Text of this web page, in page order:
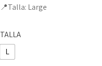
📍Talla: Large
TALLA
L